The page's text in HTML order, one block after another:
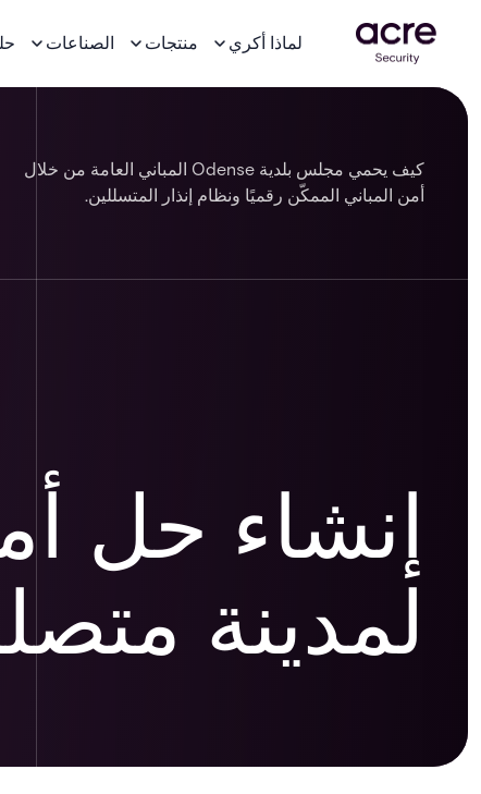
لماذا أكري منتجات الصناعات
إنشاء حل
لمدينة
كيف يحمي مجلس بلدية Odense المباني العامة من خلال
أمن المباني الممكّن رقميًا ونظام إنذار المتسللين.